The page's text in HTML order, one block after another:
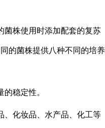
菌株使用时添加配套的复苏
的菌株提供八种不同的培养
稳定性。
、化妆品、水产品、化工等